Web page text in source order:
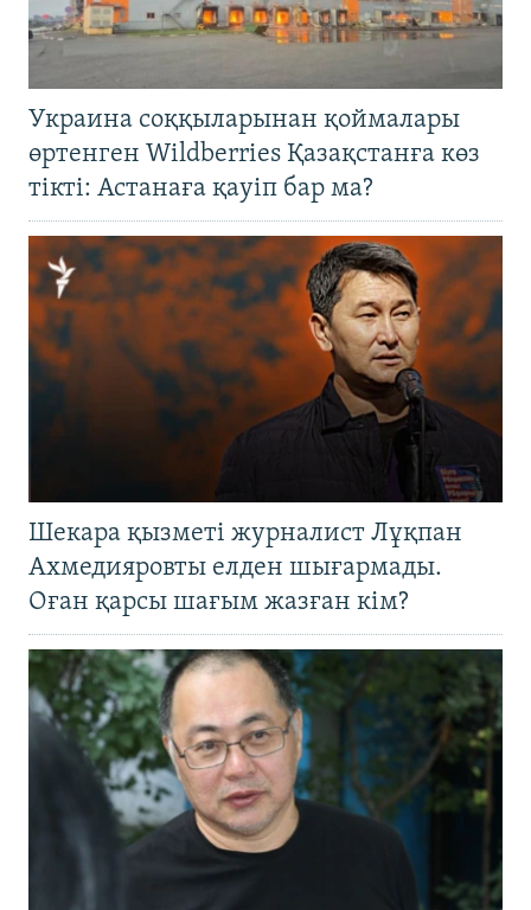
Украина соққыларынан қоймалары
өртенген Wildberries Қазақстанға көз
тікті: Астанаға қауіп бар ма?
Шекара қызметі журналист Лұқпан
Ахмедияровты елден шығармады.
Оған қарсы шағым жазған кім?